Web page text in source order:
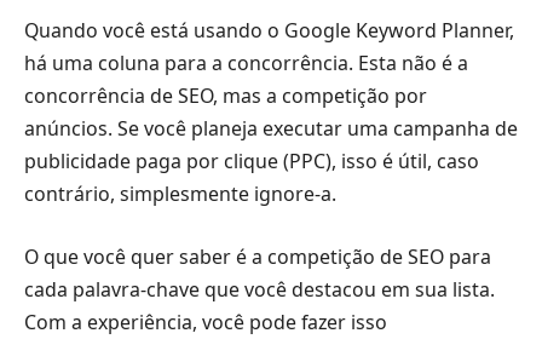
Quando você está usando o Google Keyword Planner,
há uma coluna para a concorrência. Esta não é a
concorrência de SEO, mas a competição por
anúncios. Se você planeja executar uma campanha de
publicidade paga por clique (PPC), isso é útil, caso
contrário, simplesmente ignore-a.
O que você quer saber é a competição de SEO para
cada palavra-chave que você destacou em sua lista.
Com a experiência, você pode fazer isso